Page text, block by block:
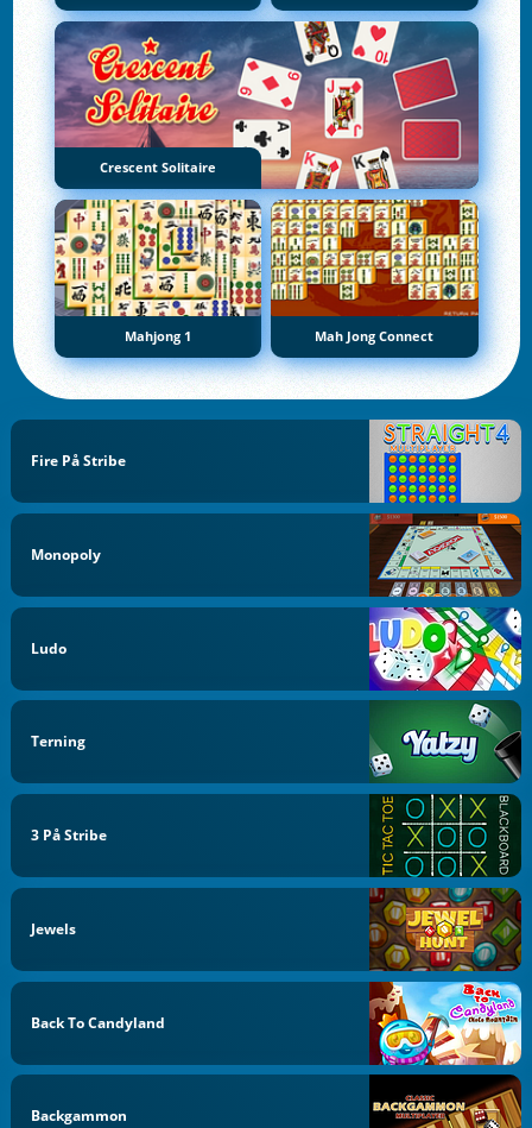
Crescent Solitaire
Mahjong 1 Mah Jong Connect
Fire På Stribe
Monopoly
Ludo
Terning
3 På Stribe
Jewels
Back To Candyland
Backgammon